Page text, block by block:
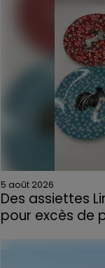
5 août 2026
Des assiettes
pour excès de